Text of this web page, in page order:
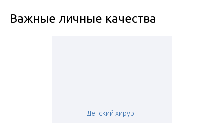
Важные личные качества
Детский хирург